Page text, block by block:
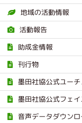
地域の活動情報
活動報告
助成金情報
刊行物
墨田社協公式ユー
墨田社協公式フェ
音声データダウンロ